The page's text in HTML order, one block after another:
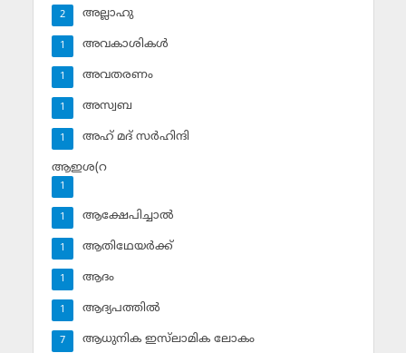
അല്ലാഹു
2
അവകാശികള്‍
1
അവതരണം
1
അസ്വബ
1
അഹ് മദ് സര്‍ഹിന്ദി
1
ആഇശ(റ
1
ആക്ഷേപിച്ചാല്‍
1
ആതിഥേയര്‍ക്ക്
1
ആദം
1
ആദ്യപത്തില്‍
1
ആധുനിക ഇസ്‌ലാമിക ലോകം
7